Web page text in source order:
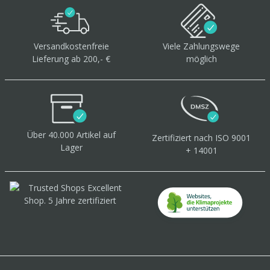
Versandkostenfreie
Lieferung ab 200,- €
Viele Zahlungswege
möglich
Über 40.000 Artikel auf
Lager
Zertifiziert nach ISO 9001
+ 14001